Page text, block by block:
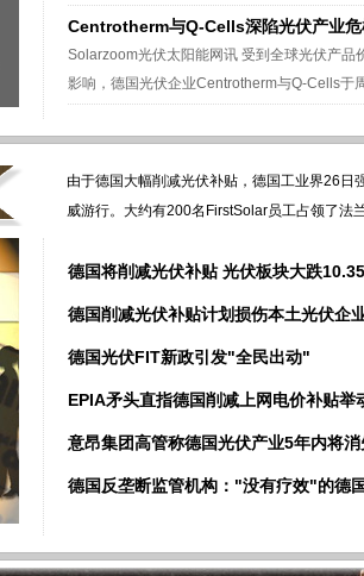
Centrotherm与Q-Cells深陷光伏产业危
Solarzoom光伏太阳能网讯 受到全球光伏产品
影响，德国光伏企业Centrotherm与Q-Cells于
由于德国大幅削减光伏补贴，德国工业界26
威游行。大约有200名FirstSolar员工占领了法
德国将削减光伏补贴 光伏板块大跌
德国削减光伏补贴计划损伤本土光伏企
德国光伏FIT新政引发"全民出动"
EPIA矛头直指德国削减上网电价补贴举
意昂集团高管称德国光伏产业5年内将消
德国反垄断监管机构："没有疗效"的德